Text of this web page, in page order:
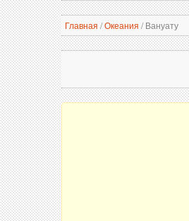
Главная /Океания /Вануату